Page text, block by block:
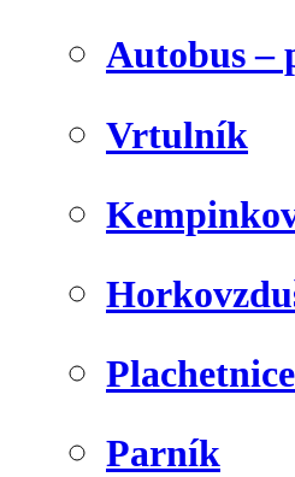
Autobus –
Vrtulník
Parník